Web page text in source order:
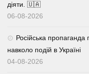
діяти. 🇺🇦
06-08-2026
Російська пропаганда
навколо подій в Україні
04-08-2026